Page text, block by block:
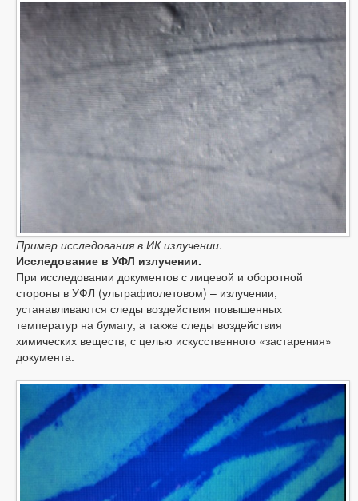
Пример исследования в ИК излучении.
Исследование в УФЛ излучении.
При исследовании документов с лицевой и оборотной
стороны в УФЛ (ультрафиолетовом) – излучении,
устанавливаются следы воздействия повышенных
температур на бумагу, а также следы воздействия
химических веществ, с целью искусственного «застарения»
документа.